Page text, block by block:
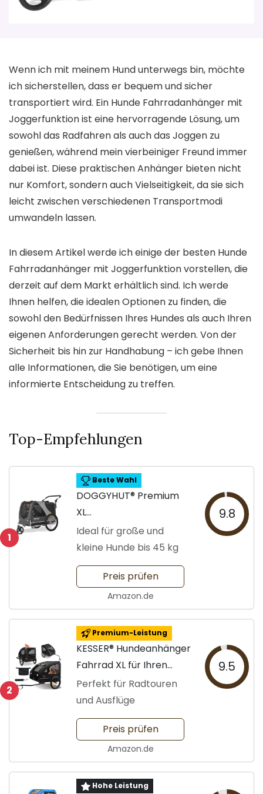
Wenn ich mit meinem Hund unterwegs bin, möchte
ich sicherstellen, dass er bequem und sicher
transportiert wird. Ein Hunde Fahrradanhänger mit
Joggerfunktion ist eine hervorragende Lösung, um
sowohl das Radfahren als auch das Joggen zu
genießen, während mein vierbeiniger Freund immer
dabei ist. Diese praktischen Anhänger bieten nicht
nur Komfort, sondern auch Vielseitigkeit, da sie sich
leicht zwischen verschiedenen Transportmodi
umwandeln lassen.
In diesem Artikel werde ich einige der besten Hunde
Fahrradanhänger mit Joggerfunktion vorstellen, die
derzeit auf dem Markt erhältlich sind. Ich werde
Ihnen helfen, die idealen Optionen zu finden, die
sowohl den Bedürfnissen Ihres Hundes als auch Ihren
eigenen Anforderungen gerecht werden. Von der
Sicherheit bis hin zur Handhabung – ich gebe Ihnen
alle Informationen, die Sie benötigen, um eine
informierte Entscheidung zu treffen.
Top-Empfehlungen
1
Beste Wahl
DOGGYHUT® Premium
XL
Hundefahrradanhänger
Ideal für große und
kleine Hunde bis 45 kg
9.8
Preis prüfen
Amazon.de
2
Premium-Leistung
KESSER® Hundeanhänger
Fahrrad XL für Ihren
Hund
Perfekt für Radtouren
und Ausflüge
9.5
Preis prüfen
Amazon.de
Hohe Leistung